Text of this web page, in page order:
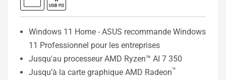
Windows 11 Home - ASUS recommande Windows
11 Professionnel pour les entreprises
Jusqu'au processeur AMD Ryzen™ AI 7 350
Jusqu’à la carte graphique AMD Radeon™